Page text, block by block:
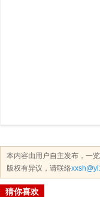
本内容由用户自主发布，一
版权有异议，请联络
猜你喜欢